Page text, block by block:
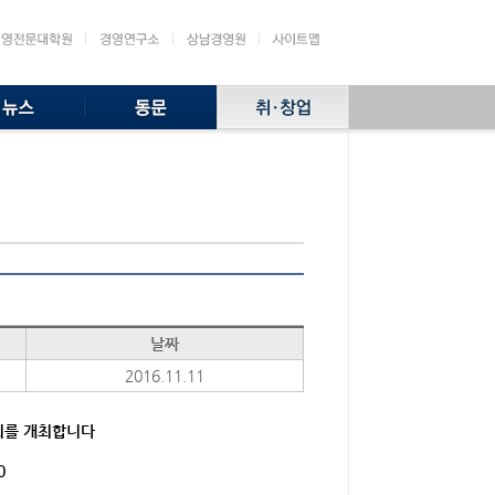
날짜
2016.11.11
개최합니다